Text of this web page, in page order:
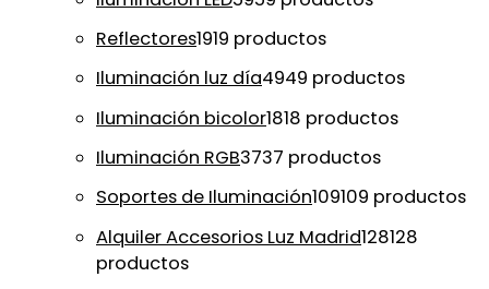
Reflectores1919 productos
Iluminación luz día4949 productos
Iluminación bicolor1818 productos
Iluminación RGB3737 productos
Soportes de Iluminación109109 productos
Alquiler Accesorios Luz Madrid128128
productos